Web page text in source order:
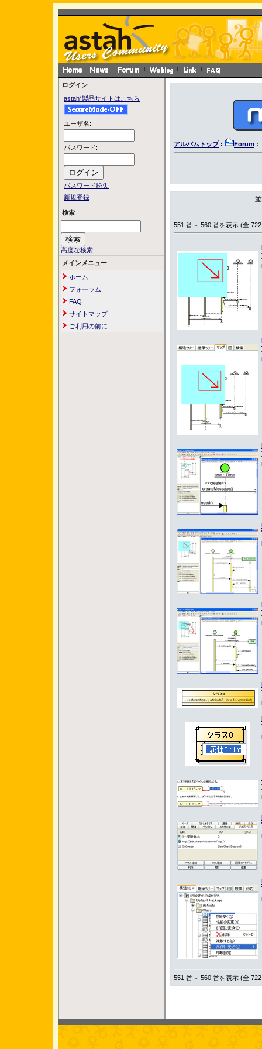
ログイン
astah*製品サイトはこちら
ユーザ名:
パスワード:
パスワード紛失
新規登録
検索
高度な検索
メインメニュー
ホーム
フォーラム
FAQ
サイトマップ
ご利用の前に
アルバムトップ: Forum :
551 番～ 560 番を表示 (全
551 番～ 560 番を表示 (全